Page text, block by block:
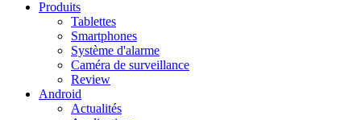
Produits
Tablettes
Smartphones
Système d'alarme
Caméra de surveillance
Review
Android
Actualités